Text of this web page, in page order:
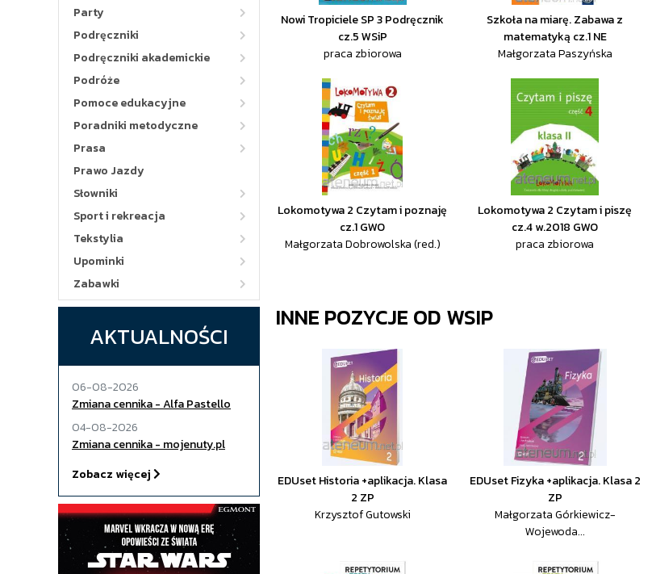
Party
Podręczniki
Podręczniki akademickie
Podróże
Pomoce edukacyjne
Poradniki metodyczne
Prasa
Prawo Jazdy
Słowniki
Sport i rekreacja
Tekstylia
Upominki
Zabawki
AKTUALNOŚCI
06-08-2026
Zmiana cennika - Alfa Pastello
04-08-2026
Zmiana cennika - mojenuty.pl
Zobacz więcej
Nowi Tropiciele SP 3 Podręcznik
cz.5 WSiP
praca zbiorowa
Szkoła na miarę. Zabawa z
matematyką cz.1 NE
Małgorzata Paszyńska
Lokomotywa 2 Czytam i poznaję
cz.1 GWO
Małgorzata Dobrowolska (red.)
Lokomotywa 2 Czytam i piszę
cz.4 w.2018 GWO
praca zbiorowa
INNE POZYCJE OD WSIP
EDUset Historia +aplikacja. Klasa
2 ZP
Krzysztof Gutowski
EDUset Fizyka +aplikacja. Klasa 2
ZP
Małgorzata Górkiewicz-
Wojewoda...